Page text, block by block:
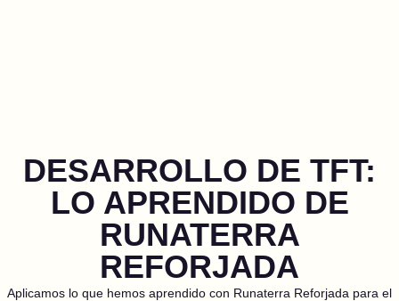
DESARROLLO DE TFT:
LO APRENDIDO DE
RUNATERRA
REFORJADA
Aplicamos lo que hemos aprendido con Runaterra Reforjada para el